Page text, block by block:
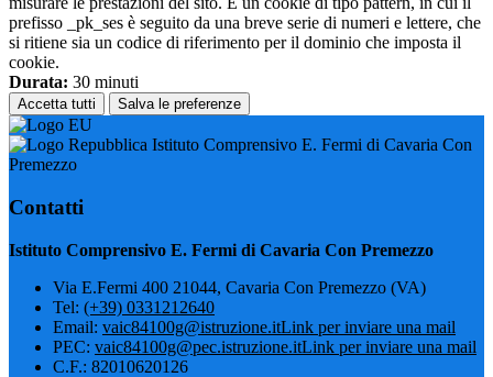
prefisso _pk_ses è seguito da una breve serie di numeri e lettere, che
si ritiene sia un codice di riferimento per il dominio che imposta il
cookie.
Durata: 30 minuti
Accetta tutti Salva le preferenze
Istituto Comprensivo E. Fermi di Cavaria Con
Premezzo
Contatti
Istituto Comprensivo E. Fermi di Cavaria Con Premezzo
Via E.Fermi 400 21044, Cavaria Con Premezzo (VA)
Tel: (+39) 0331212640
Email: vaic84100g@istruzione.itLink per inviare una mail
PEC: vaic84100g@pec.istruzione.itLink per inviare una mail
C.F.: 82010620126